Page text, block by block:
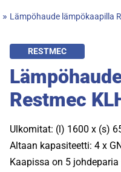
» Lämpöhaude lämpökaapilla
RESTMEC
Restmec
Ulkomitat: (l) 1600 x (s)
Altaan kapasiteetti: 4 x
Kaapissa on 5